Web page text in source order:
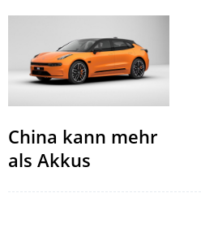
China kann mehr
als Akkus